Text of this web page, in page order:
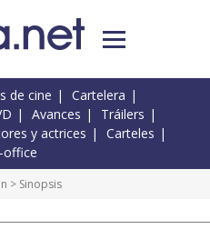
de cine
Cartelera
Avances
Tráilers
y actrices
Carteles
office
> Sinopsis